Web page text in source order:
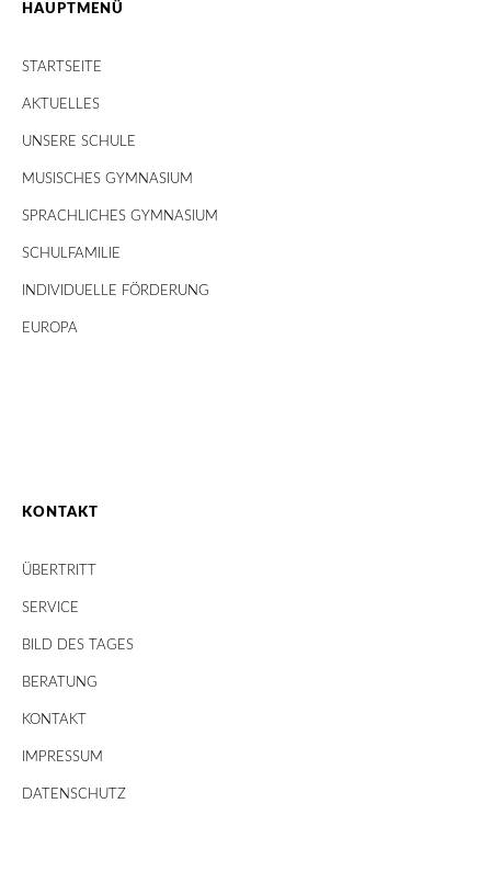
HAUPTMENÜ
STARTSEITE
AKTUELLES
UNSERE SCHULE
MUSISCHES GYMNASIUM
SPRACHLICHES GYMNASIUM
SCHULFAMILIE
INDIVIDUELLE FÖRDERUNG
EUROPA
KONTAKT
ÜBERTRITT
SERVICE
BILD DES TAGES
BERATUNG
KONTAKT
IMPRESSUM
DATENSCHUTZ